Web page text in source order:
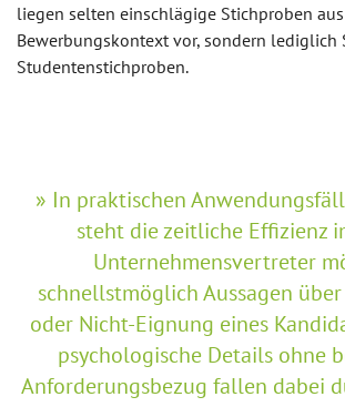
liegen selten einschlägige Stichproben
Bewerbungskontext vor, sondern lediglich
Studentenstichproben.
In praktischen
steht die zeitliche Effizienz
Unternehmensvertreter
schnellstmöglich Aussagen
oder Nicht-Eignung eines
psychologische Details ohne
Anforderungsbezug fallen dabei